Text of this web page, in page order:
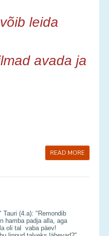
leida
avada ja
READ MORE
(4.a): "Remondib
padja alla, aga
oli tal vaba päev!